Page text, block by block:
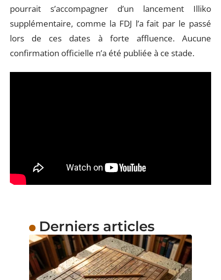
pourrait s’accompagner d’un lancement Illiko
supplémentaire, comme la FDJ l’a fait par le passé
lors de ces dates à forte affluence. Aucune
confirmation officielle n’a été publiée à ce stade.
Derniers articles